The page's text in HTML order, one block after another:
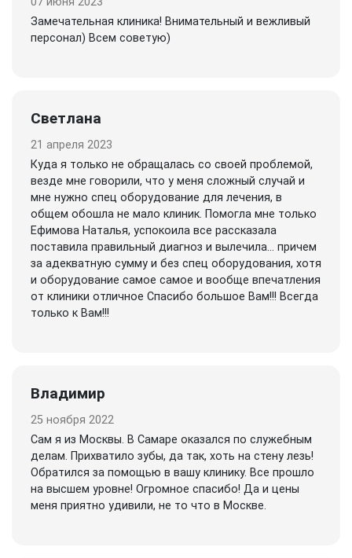
Замечательная клиника! Внимательный и вежливый
персонал) Всем советую)
Светлана
21 апреля 2023
Куда я только не обращалась со своей проблемой,
везде мне говорили, что у меня сложный случай и
мне нужно спец оборудование для лечения, в
общем обошла не мало клиник. Помогла мне только
Ефимова Наталья, успокоила все рассказала
поставила правильный диагноз и вылечила... причем
за адекватную сумму и без спец оборудования, хотя
и оборудование самое самое и вообще впечатления
от клиники отличное Спасибо большое Вам!!! Всегда
только к Вам!!!
Владимир
25 ноября 2022
Сам я из Москвы. В Самаре оказался по служебным
делам. Прихватило зубы, да так, хоть на стену лезь!
Обратился за помощью в вашу клинику. Все прошло
на высшем уровне! Огромное спасибо! Да и цены
меня приятно удивили, не то что в Москве.